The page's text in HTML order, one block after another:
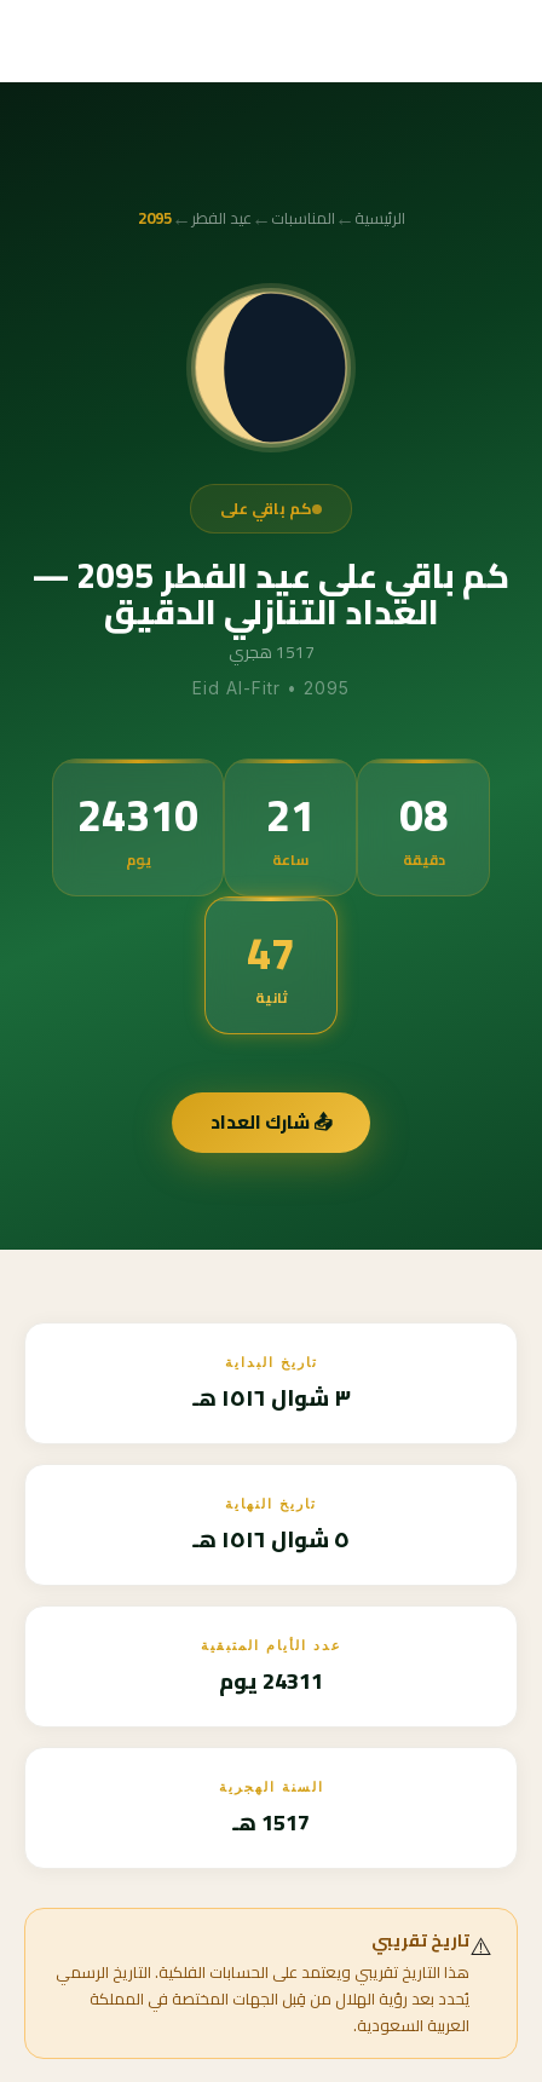
الرئيسية←المناسبات←عيد الفطر ←
2095
كم باقي على
كم باقي على عيد الفطر 2095 —
العداد التنازلي الدقيق
1517 هجري
Eid Al-Fitr • 2095
24310
يوم
21
ساعة
08
دقيقة
46
ثانية
📤 شارك العداد
تاريخ البداية
٣ شوال ١٥١٦ هـ
تاريخ النهاية
٥ شوال ١٥١٦ هـ
عدد الأيام المتبقية
24311 يوم
السنة الهجرية
1517 هـ
⚠️تاريخ تقريبي
هذا التاريخ تقريبي ويعتمد على الحسابات الفلكية. التاريخ الرسمي
يُحدد بعد رؤية الهلال من قِبل الجهات المختصة في المملكة
العربية السعودية.